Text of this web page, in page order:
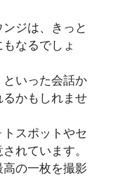
ジは、きっと
なるでしょ
といった会話か
るかもしれませ
スポットやセ
れています。
の一枚を撮影